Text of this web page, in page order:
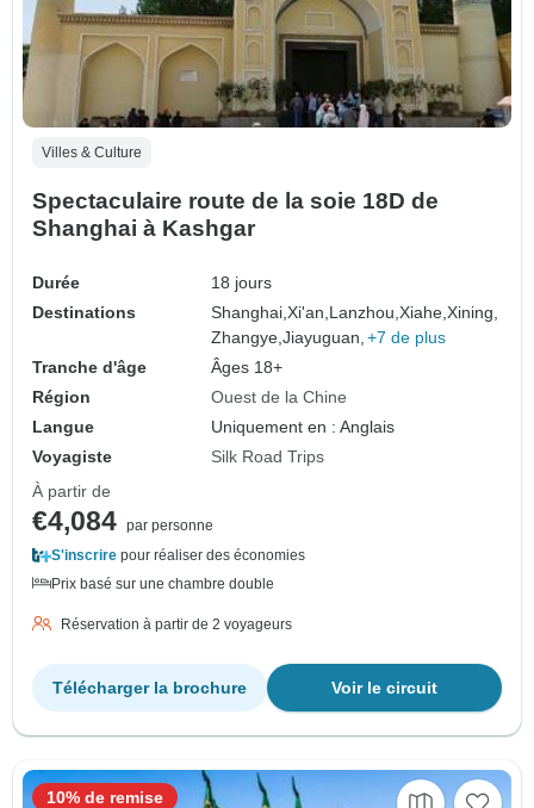
Villes & Culture
Spectaculaire route de la soie 18D de
Shanghai à Kashgar
Durée
18 jours
Destinations
Shanghai,Xi'an, Lanzhou,Xiahe,Xining,
Zhangye,Jiayuguan, +7 de plus
Tranche d'âge
Âges 18+
Région
Ouest de la Chine
Langue
Uniquement en : Anglais
Voyagiste
Silk Road Trips
À partir de
€4,084 par personne
S'inscrire pour réaliser des économies
Prix basé sur une chambre double
Réservation à partir de 2 voyageurs
Voir le circuit
Télécharger la brochure
10% de remise